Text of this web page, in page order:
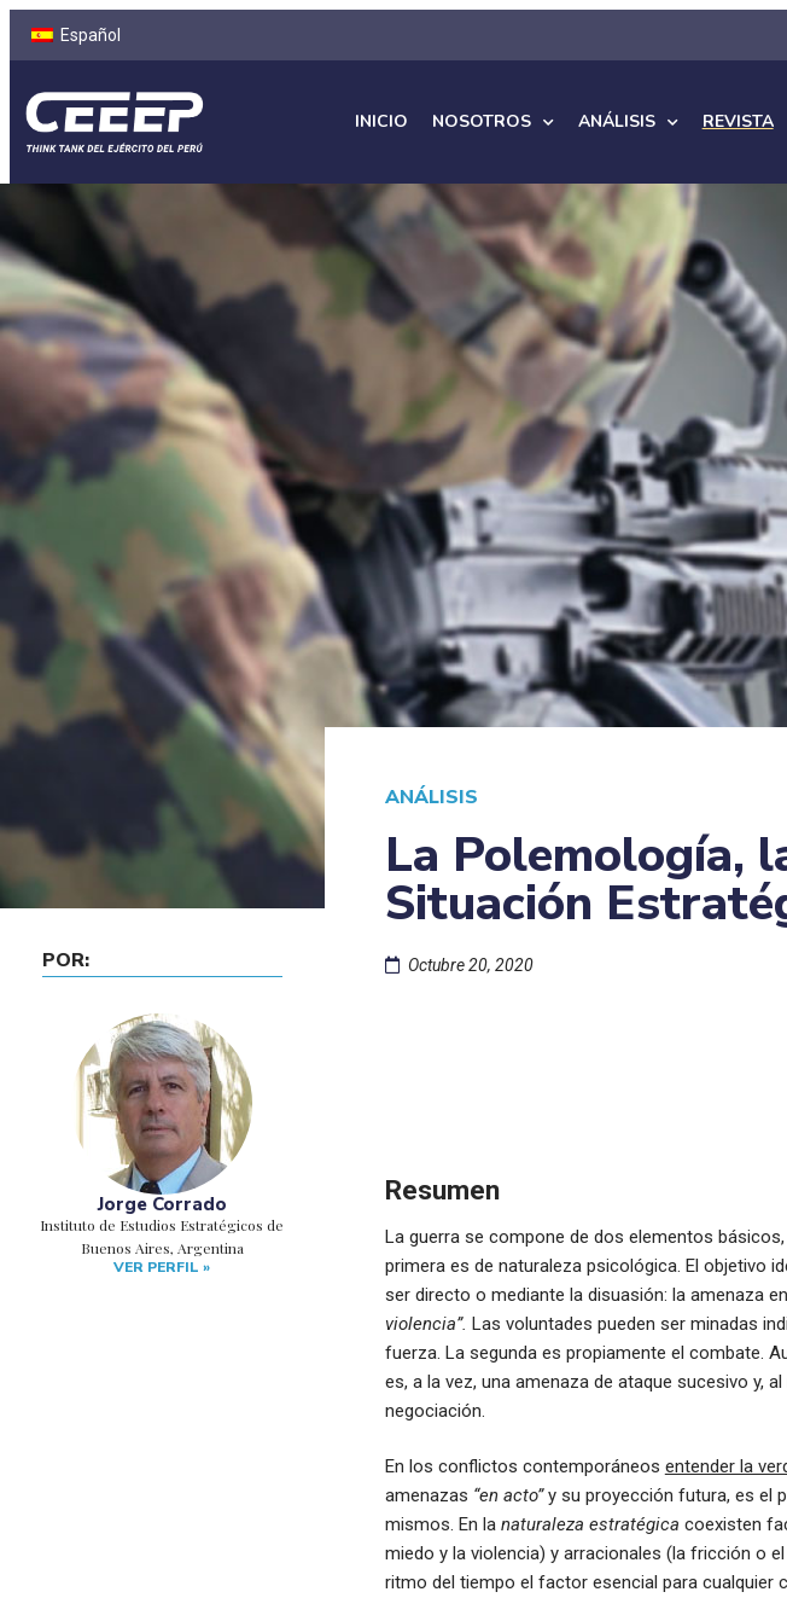
Español
INICIO NOSOTROS ANÁLISIS REVISTA
POR:
Jorge Corrado
Instituto de Estudios Estratégicos de
Buenos Aires, Argentina
VER PERFIL »
ANÁLISIS
La Polemología,
Situación
Octubre 20, 2020
Resumen
La guerra se compone de dos elementos
primera es de naturaleza psicológica. El objetivo
ser directo o mediante la disuasión: la amenaza
violencia”. Las voluntades pueden ser minadas
fuerza. La segunda es propiamente el combate.
es, a la vez, una amenaza de ataque sucesivo y,
negociación.
En los conflictos contemporáneos entender la
amenazas “en acto”y su proyección futura, es el
mismos. En la naturaleza estratégica coexisten
miedo y la violencia) y arracionales (la fricción o
ritmo del tiempo el factor esencial para cualquier